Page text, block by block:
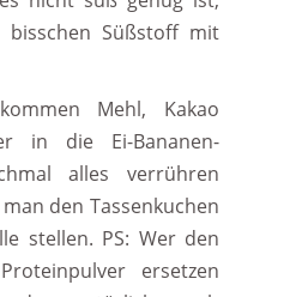
Süßstoff mit
Mehl, Kakao
in die Ei-Bananen-
alles verrühren
den Tassenkuchen
stellen. PS: Wer den
ersetzen